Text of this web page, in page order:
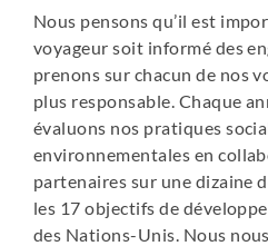
Nous pensons qu’il est
voyageur soit informé des
prenons sur chacun de nos
plus responsable. Chaque
évaluons nos pratiques
environnementales en
partenaires sur une dizaine
les 17 objectifs de
des Nations-Unis. Nous